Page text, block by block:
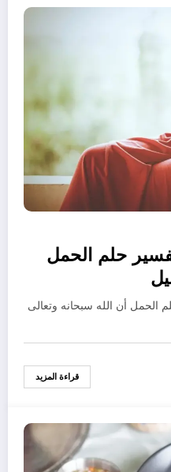
حلم الحمل
الحمل أن الله سبحانه وتعالى
قراءة المزيد